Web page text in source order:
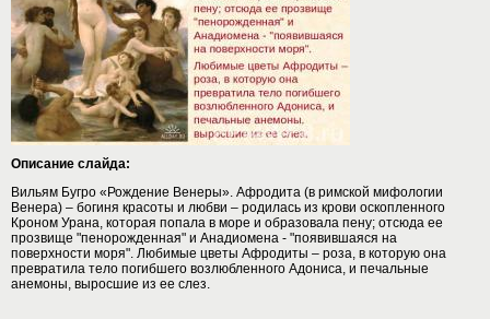
Описание слайда:
Вильям Бугро «Рождение Венеры». Афродита (в римской мифологии
Венера) – богиня красоты и любви – родилась из крови оскопленного
Кроном Урана, которая попала в море и образовала пену; отсюда ее
прозвище "пенорожденная" и Анадиомена - "появившаяся на
поверхности моря". Любимые цветы Афродиты – роза, в которую она
превратила тело погибшего возлюбленного Адониса, и печальные
анемоны, выросшие из ее слез.